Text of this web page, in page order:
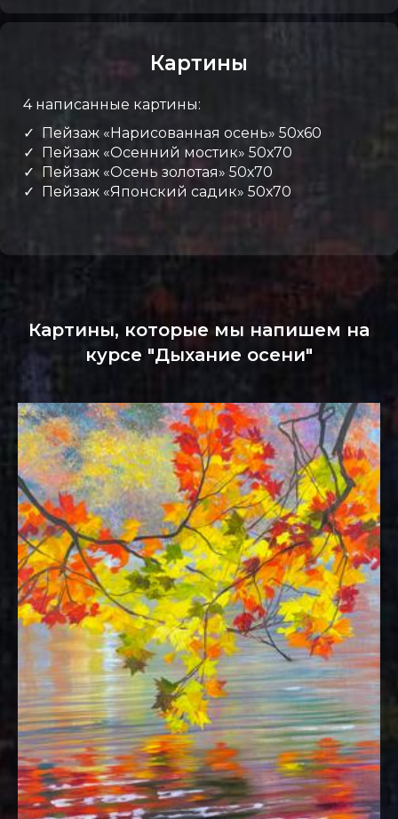
Картины
4 написанные картины:
✓ Пейзаж «Нарисованная осень» 50х60
✓ Пейзаж «Осенний мостик» 50х70
✓ Пейзаж «Осень золотая» 50х70
✓ Пейзаж «Японский садик» 50х70
Картины, которые мы напишем на
курсе "Дыхание осени"